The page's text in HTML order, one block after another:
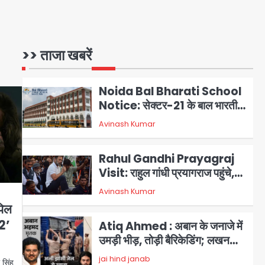
>> ताजा खबरें
2
Notice: सेक्टर-21 के बाल भारती
स्कूल में बिना खिड़की-वेंटिलेशन
बेसमेंट में चल रही थी 8वीं की क्लास,
Avinash Kumar
3
Rahul Gandhi Prayagraj
Visit: राहुल गांधी प्रयागराज पहुंचे,
साथ में प्रियंका की बेटी मिराया; केपी
ग्राउंड में छात्रों से संवाद, सिर्फ 5
Avinash Kumar
4
Atiq Ahmed : अबान के जनाजे में
उमड़ी भीड़, तोड़ी बैरिकेडिंग; लखनऊ
जेल से लखनऊ पहुंचा उमर
jai hind janab